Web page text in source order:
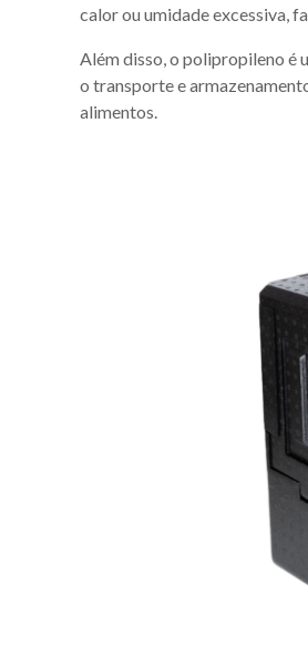
calor ou umidade excessiva,
Além disso, o polipropileno é
o transporte e
alimentos.